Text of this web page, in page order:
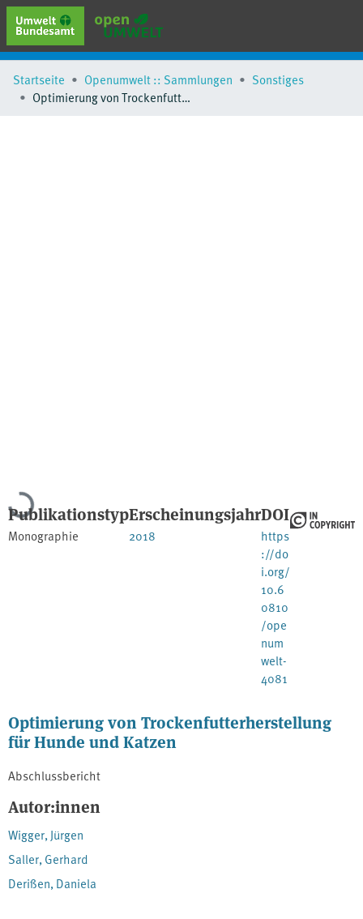
erweiterte Suche
Browse
Startseite Openumwelt :: Sammlungen
Sonstiges
Optimierung von Trockenfutterherstellung für Hunde und Katzen
Lade...
Publikationstyp
Monographie
Erscheinungsjahr
2018
DOI
https
://do
i.org/
10.6
0810
/ope
num
welt-
4081
Optimierung von Trockenfutterherstellung
für Hunde und Katzen
Abschlussbericht
Autor:innen
Wigger, Jürgen
Saller, Gerhard
Derißen, Daniela